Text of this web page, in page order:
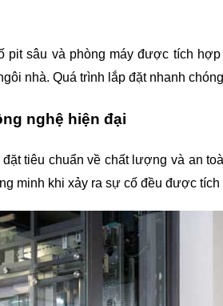
pit sâu và phòng máy được tích
nhà. Quá trình lắp đặt nhanh
nghệ hiện đại
tiêu chuẩn về chất lượng và an
minh khi xảy ra sự cố đều được